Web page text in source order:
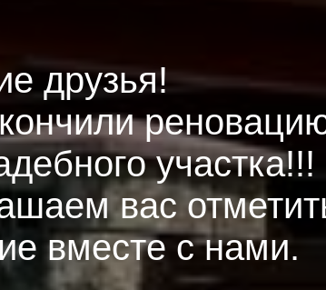
друзья!
участка!!!
вас
вместе с нами.